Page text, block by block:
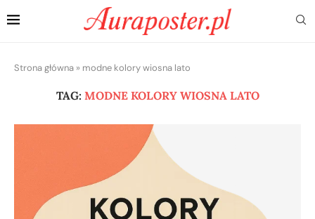
Strona główna » modne kolory wiosna lato
TAG: MODNE KOLORY WIOSNA LATO